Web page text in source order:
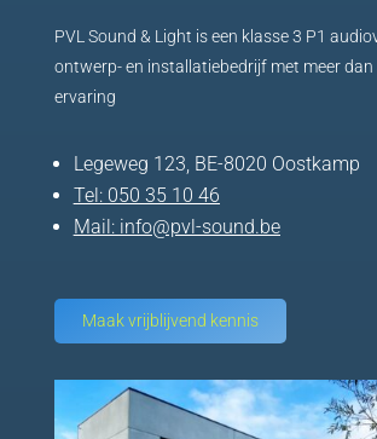
PVL Sound & Light is een klasse 3 P1
ontwerp- en installatiebedrijf met meer dan
ervaring
Legeweg 123, BE-8020 Oostkamp
Tel: 050 35 10 46
Mail: info@pvl-sound.be
Maak vrijblijvend kennis